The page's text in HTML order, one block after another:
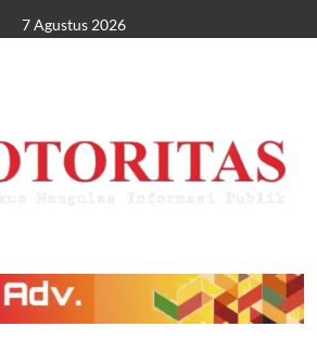
7 Agustus 2026